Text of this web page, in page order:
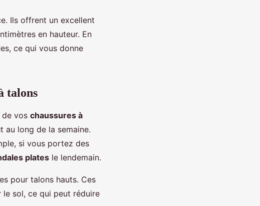
Ils offrent un excellent
en hauteur. En
ce qui vous donne
talons
de vos chaussures à
au long de la semaine.
si vous portez des
plates le lendemain.
pour talons hauts. Ces
le sol, ce qui peut réduire